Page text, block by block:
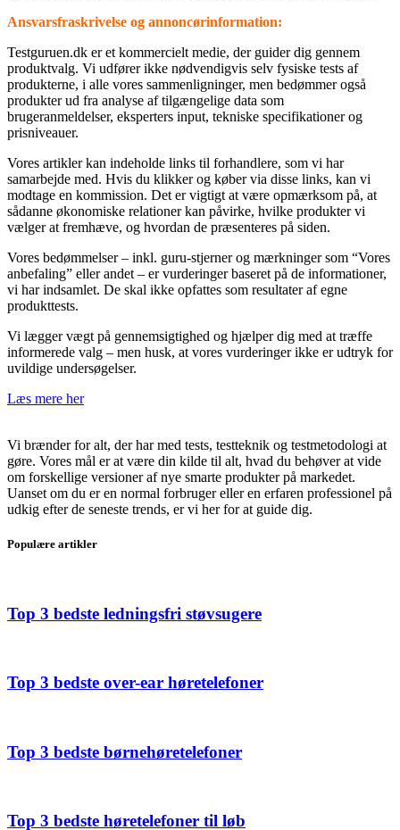
Ansvarsfraskrivelse og annoncørinformation:
⁦Testguruen.dk⁩ er et kommercielt medie, der guider dig gennem
produktvalg. Vi udfører ikke nødvendigvis selv fysiske tests af
produkterne, i alle vores sammenligninger, men bedømmer også
produkter ud fra analyse af tilgængelige data som
brugeranmeldelser, eksperters input, tekniske specifikationer og
prisniveauer.
Vores artikler kan indeholde links til forhandlere, som vi har
samarbejde med. Hvis du klikker og køber via disse links, kan vi
modtage en kommission. Det er vigtigt at være opmærksom på, at
sådanne økonomiske relationer kan påvirke, hvilke produkter vi
vælger at fremhæve, og hvordan de præsenteres på siden.
Vores bedømmelser – inkl. guru-stjerner og mærkninger som “Vores
anbefaling” eller andet – er vurderinger baseret på de informationer,
vi har indsamlet. De skal ikke opfattes som resultater af egne
produkttests.
Vi lægger vægt på gennemsigtighed og hjælper dig med at træffe
informerede valg – men husk, at vores vurderinger ikke er udtryk for
uvildige undersøgelser.
Læs mere her
Vi brænder for alt, der har med tests, testteknik og testmetodologi at
gøre. Vores mål er at være din kilde til alt, hvad du behøver at vide
om forskellige versioner af nye smarte produkter på markedet.
Uanset om du er en normal forbruger eller en erfaren professionel på
udkig efter de seneste trends, er vi her for at guide dig.
Populære artikler
Top 3 bedste ledningsfri støvsugere
Top 3 bedste over-ear høretelefoner
Top 3 bedste børnehøretelefoner
Top 3 bedste høretelefoner til løb